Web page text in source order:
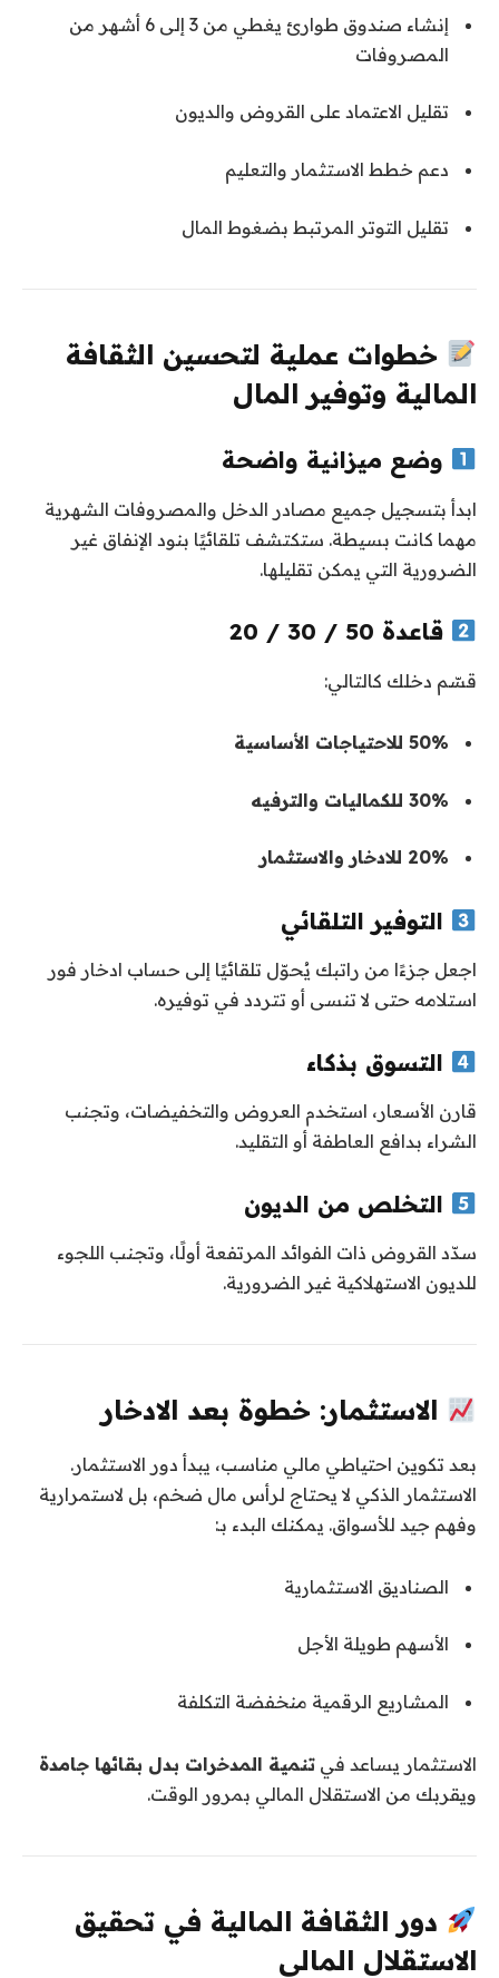
إنشاء صندوق طوارئ يغطي من 3 إلى 6 أشهر من
المصروفات
تقليل الاعتماد على القروض والديون
دعم خطط الاستثمار والتعليم
تقليل التوتر المرتبط بضغوط المال
خطوات عملية لتحسين الثقافة
المالية وتوفير المال
وضع ميزانية واضحة
ابدأ بتسجيل جميع مصادر الدخل والمصروفات الشهرية
مهما كانت بسيطة. ستكتشف تلقائيًا بنود الإنفاق غير
الضرورية التي يمكن تقليلها.
قاعدة 50 / 30 / 20
قسّم دخلك كالتالي:
50% للاحتياجات الأساسية
30% للكماليات والترفيه
20% للادخار والاستثمار
التوفير التلقائي
اجعل جزءًا من راتبك يُحوّل تلقائيًا إلى حساب ادخار فور
استلامه حتى لا تنسى أو تتردد في توفيره.
التسوق بذكاء
قارن الأسعار، استخدم العروض والتخفيضات، وتجنب
الشراء بدافع العاطفة أو التقليد.
التخلص من الديون
سدّد القروض ذات الفوائد المرتفعة أولًا، وتجنب اللجوء
للديون الاستهلاكية غير الضرورية.
الاستثمار: خطوة بعد الادخار
بعد تكوين احتياطي مالي مناسب، يبدأ دور الاستثمار.
الاستثمار الذكي لا يحتاج لرأس مال ضخم، بل لاستمرارية
وفهم جيد للأسواق. يمكنك البدء بـ:
الصناديق الاستثمارية
الأسهم طويلة الأجل
المشاريع الرقمية منخفضة التكلفة
الاستثمار يساعد في تنمية المدخرات بدل بقائها جامدة
ويقربك من الاستقلال المالي بمرور الوقت.
دور الثقافة المالية في تحقيق
الاستقلال المالي